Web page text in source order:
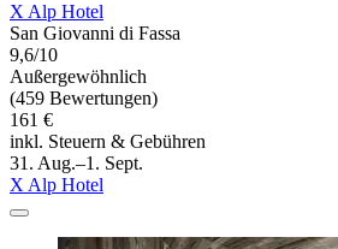
X Alp Hotel
San Giovanni di Fassa
9,6/10
Außergewöhnlich
(459 Bewertungen)
161 €
inkl. Steuern & Gebühren
31. Aug.–1. Sept.
X Alp Hotel